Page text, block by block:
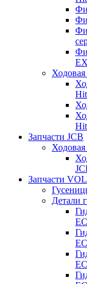
Ходовая
Запчасти JCB
Ходовая
Запчасти
Детали